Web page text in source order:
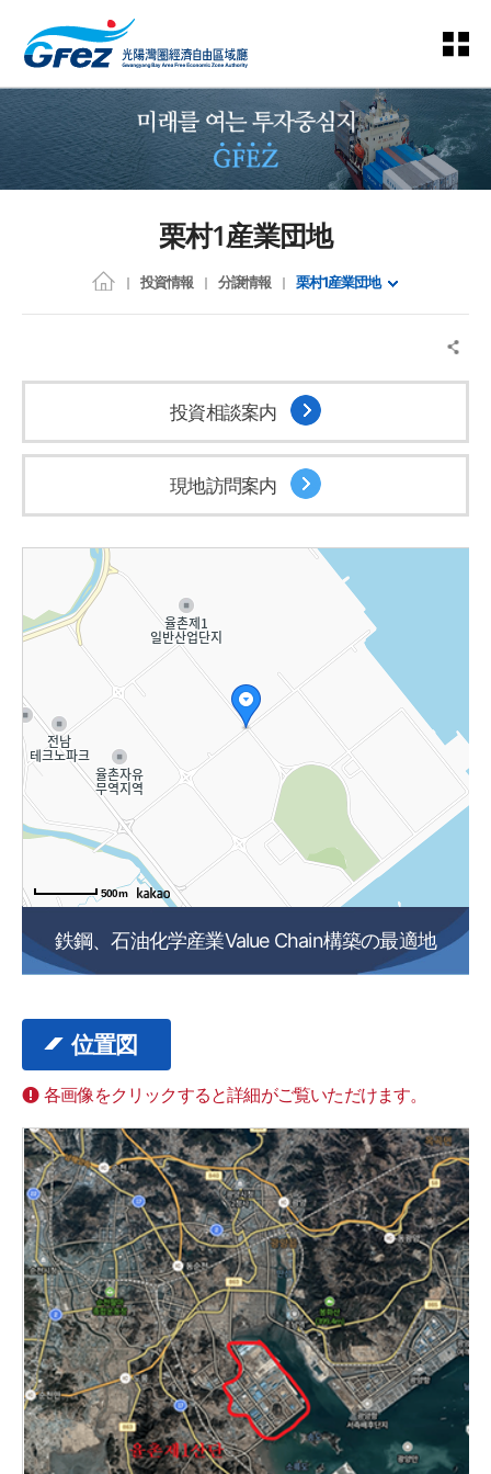
栗村1産業団地
投資情報 分譲情報 栗村1産業団地
投資相談案内
現地訪問案内
500m
鉄鋼、石油化学産業Value Chain構築の最適地
位置図
各画像をクリックすると詳細がご覧いただけます。